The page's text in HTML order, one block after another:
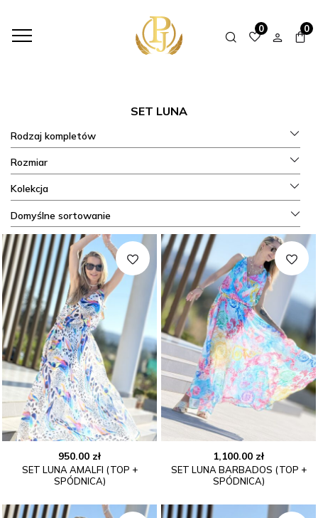
0 0
KOMPLETY
SET LUNA
Domyślne sortowanie
950.00 zł
SET LUNA AMALFI (TOP +
SPÓDNICA)
1,100.00 zł
SET LUNA BARBADOS (TOP +
SPÓDNICA)
Rodzaj kompletów
Rozmiar
Kolekcja